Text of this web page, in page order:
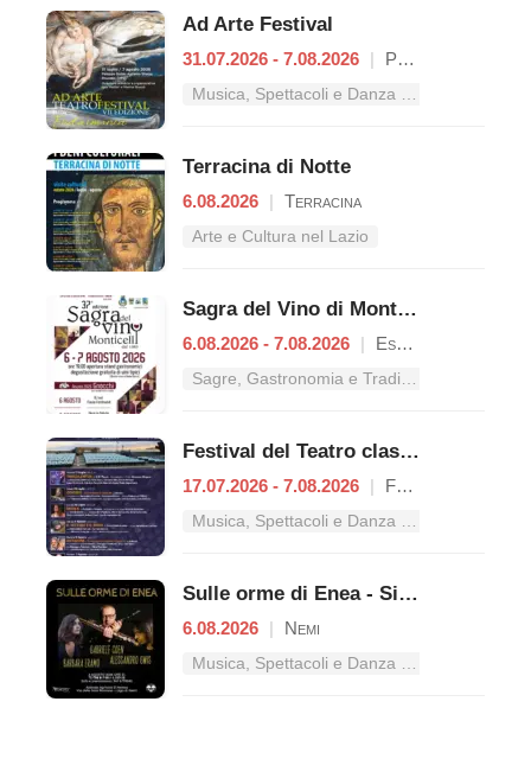
Ad Arte Festival
31.07.2026 - 7.08.2026 | Proceno
Terracina di Notte
6.08.2026 | Terracina
Arte e Cultura nel Lazio
Sagra del Vino di Monticelli
6.08.2026 - 7.08.2026 | Esperia
Festival del Teatro classico
17.07.2026 - 7.08.2026 | Formia
Sulle orme di Enea - Singing Routes
6.08.2026 | Nemi